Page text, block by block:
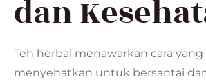
dan
Teh herbal menawarkan cara
menyehatkan untuk bersantai